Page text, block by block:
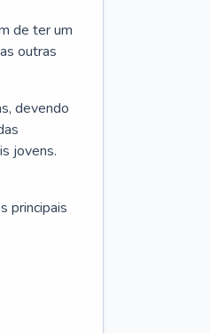
de ter um
outras
devendo
jovens.
principais